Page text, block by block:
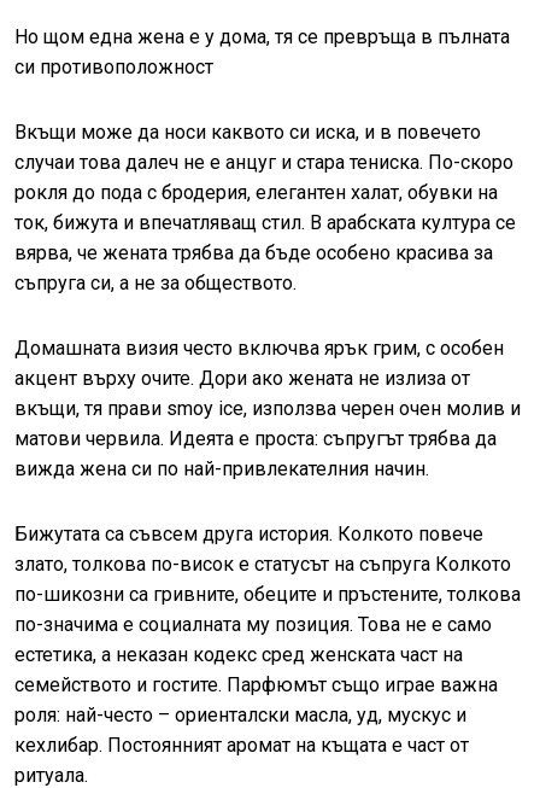
Но щом една жена е у дома, тя се превръща в пълната
си противоположност
Вкъщи може да носи каквото си иска, и в повечето
случаи това далеч не е анцуг и стара тениска. По-скоро
рокля до пода с бродерия, елегантен халат, обувки на
ток, бижута и впечатляващ стил. В арабската култура се
вярва, че жената трябва да бъде особено красива за
съпруга си, а не за обществото.
Домашната визия често включва ярък грим, с особен
акцент върху очите. Дори ако жената не излиза от
вкъщи, тя прави smoy ice, използва черен очен молив и
матови червила. Идеята е проста: съпругът трябва да
вижда жена си по най-привлекателния начин.
Бижутата са съвсем друга история. Колкото повече
злато, толкова по-висок е статусът на съпруга Колкото
по-шикозни са гривните, обеците и пръстените, толкова
по-значима е социалната му позиция. Това не е само
естетика, а неказан кодекс сред женската част на
семейството и гостите. Парфюмът също играе важна
роля: най-често – ориенталски масла, уд, мускус и
кехлибар. Постоянният аромат на къщата е част от
ритуала.